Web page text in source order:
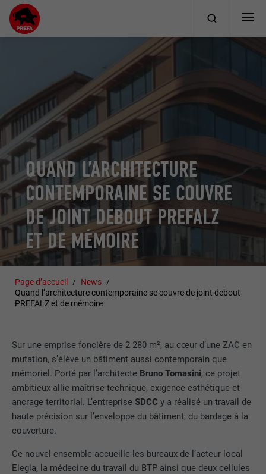
QUAND L’ARCHITECTURE
CONTEMPORAINE SE COUVRE
DE JOINT DEBOUT PREFALZ
ET DE MÉMOIRE
Page d’accueil
News
Quand l’architecture contemporaine se couvre de joint debout
PREFALZ et de mémoire
Sur une emprise foncière de 2 280 m², au cœur d’une ZAC en
mutation, s’élève un bâtiment aussi contemporain que
mémoriel. Porté par l’architecte Bruno Tomasini, ce projet
ambitieux allie maîtrise technique, exigence esthétique et
ancrage territorial. L’entrepriseSDCC y a réalisé un travail de
haute précision sur l’enveloppe du bâtiment, du bardage à la
couverture.
Ce nouvel ensemble accueille les bureaux de l’acteur local
Elegia, la médecine du travail du BTP ainsi que deux cellules